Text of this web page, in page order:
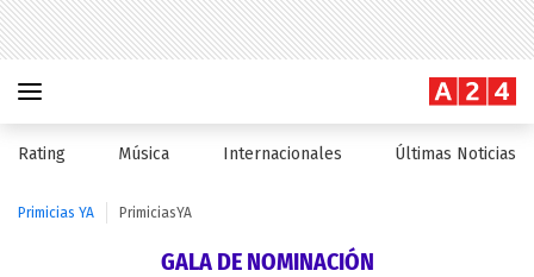
Rating Música Internacionales Últimas Noticias
Primicias YA PrimiciasYA
GALA DE NOMINACIÓN